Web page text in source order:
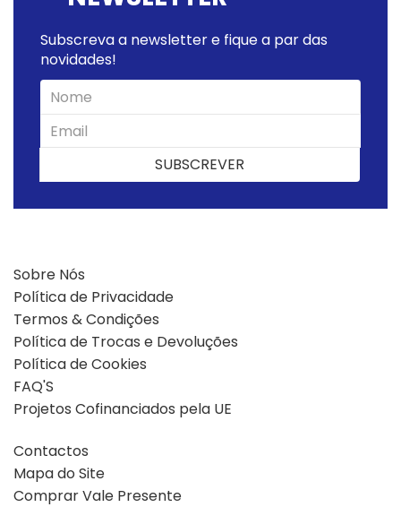
Subscreva a newsletter e fique a par das
novidades!
SUBSCREVERSUBSCREVER
Sobre Nós
Política de Privacidade
Termos & Condições
Política de Trocas e Devoluções
Política de Cookies
FAQ'S
Projetos Cofinanciados pela UE
Contactos
Mapa do Site
Comprar Vale Presente